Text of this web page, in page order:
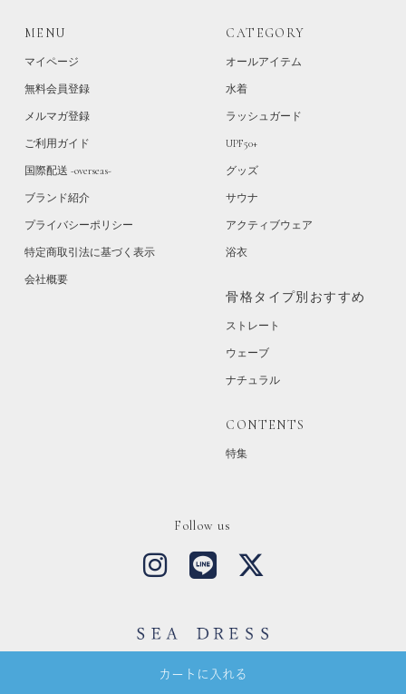
カートに入れる
MENU
マイページ
無料会員登録
メルマガ登録
ご利用ガイド
国際配送 -overseas-
ブランド紹介
プライバシーポリシー
特定商取引法に基づく表示
会社概要
CATEGORY
オールアイテム
水着
ラッシュガード
UPF50+
グッズ
サウナ
アクティブウェア
浴衣
骨格タイプ別おすすめ
ストレート
ウェーブ
ナチュラル
CONTENTS
特集
Follow us
Copyright © SEA DRESS All Rights Reserved.